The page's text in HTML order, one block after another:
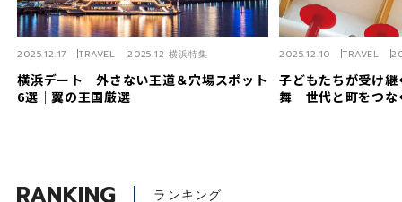
横浜デート 外さない王道＆穴場スポット
6選｜翼の王国厳選
2025.12.17 TRAVEL 2025.12 横浜特集
子どもたちが受け
舞 世代と町をつな
2025.12.10 TRAVEL
RANKING ランキング